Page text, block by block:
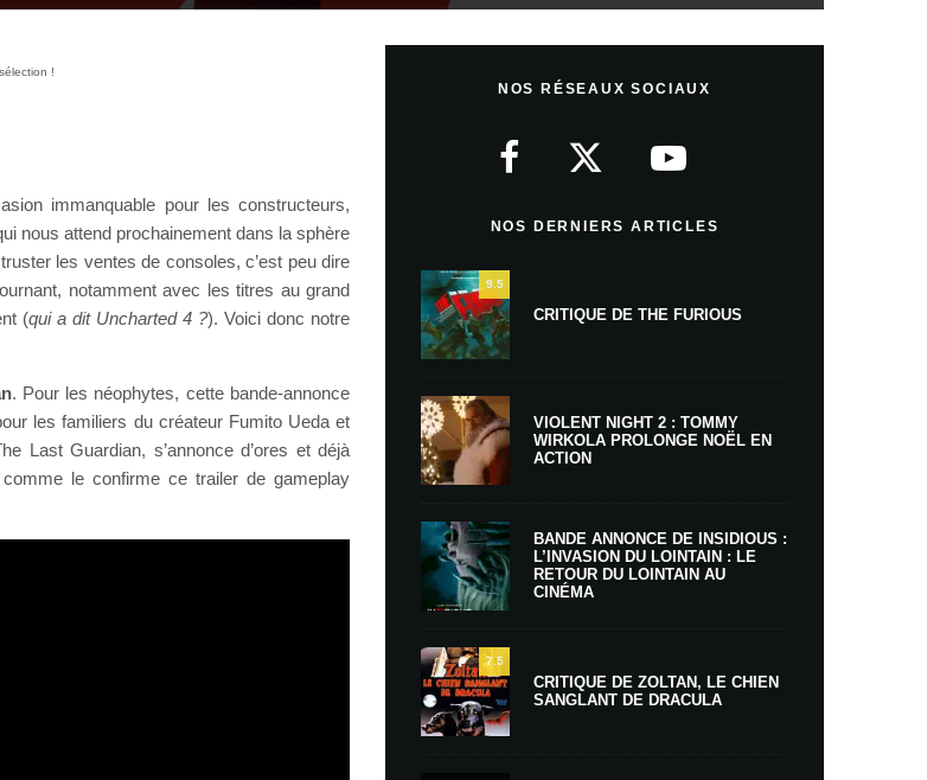
!
immanquable pour les constructeurs,
nous attend prochainement dans la sphère
les ventes de consoles, c’est peu dire
notamment avec les titres au grand
(qui a dit Uncharted 4 ?). Voici donc notre
. Pour les néophytes, cette bande-annonce
les familiers du créateur Fumito Ueda et
Last Guardian, s’annonce d’ores et déjà
le confirme ce trailer de gameplay
NOS RÉSEAUX SOCIAUX
NOS DERNIERS ARTICLES
9.5
CRITIQUE DE THE FURIOUS
VIOLENT NIGHT 2 : TOMMY
WIRKOLA PROLONGE NOËL EN
ACTION
BANDE ANNONCE DE INSIDIOUS :
L’INVASION DU LOINTAIN : LE
RETOUR DU LOINTAIN AU
CINÉMA
7.5
CRITIQUE DE ZOLTAN, LE CHIEN
SANGLANT DE DRACULA